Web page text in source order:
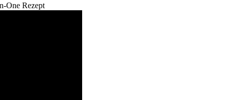
One Rezept